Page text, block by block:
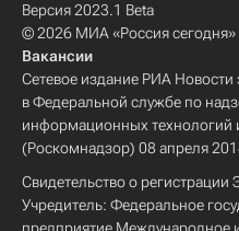
Версия 2023.1 Beta
© 2026 МИА «Россия сегодня»
Вакансии
Сетевое издание РИА Новости
в Федеральной службе по
информационных технологий
(Роскомнадзор) 08 апреля
Свидетельство о
Учредитель: Федеральное